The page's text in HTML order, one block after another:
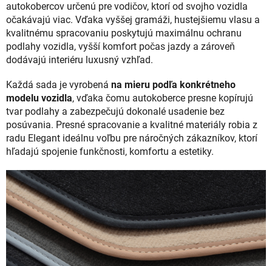
autokobercov určenú pre vodičov, ktorí od svojho vozidla
očakávajú viac. Vďaka vyššej gramáži, hustejšiemu vlasu a
kvalitnému spracovaniu poskytujú maximálnu ochranu
podlahy vozidla, vyšší komfort počas jazdy a zároveň
dodávajú interiéru luxusný vzhľad.
Každá sada je vyrobená na mieru podľa konkrétneho
modelu vozidla, vďaka čomu autokoberce presne kopírujú
tvar podlahy a zabezpečujú dokonalé usadenie bez
posúvania. Presné spracovanie a kvalitné materiály robia z
radu Elegant ideálnu voľbu pre náročných zákazníkov, ktorí
hľadajú spojenie funkčnosti, komfortu a estetiky.